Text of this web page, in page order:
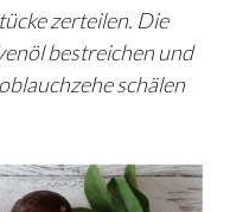
zerteilen. Die
bestreichen und
schälen